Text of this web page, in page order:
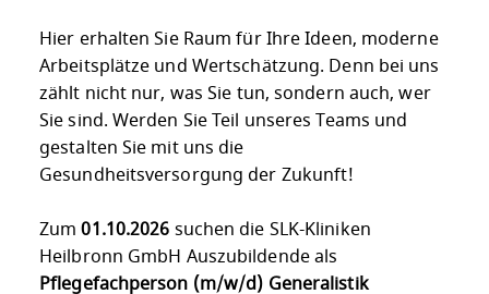
Hier erhalten Sie Raum für Ihre Ideen, moderne
Arbeitsplätze und Wertschätzung. Denn bei uns
zählt nicht nur, was Sie tun, sondern auch, wer
Sie sind. Werden Sie Teil unseres Teams und
gestalten Sie mit uns die
Gesundheitsversorgung der Zukunft!
Zum01.10.2026 suchen die SLK-Kliniken
Heilbronn GmbH Auszubildende als
Pflegefachperson (m/w/d) Generalistik